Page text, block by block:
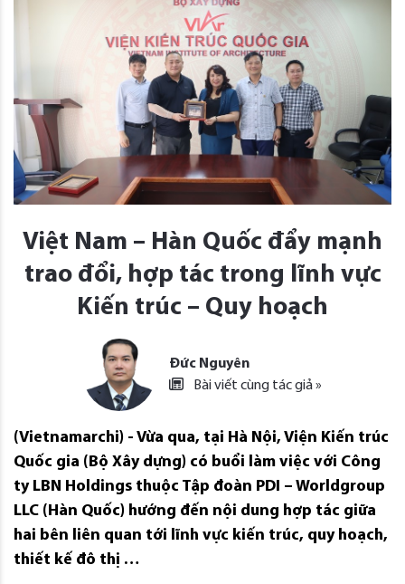
Việt Nam – Hàn Quốc đẩy mạnh
trao đổi, hợp tác trong lĩnh vực
Kiến trúc – Quy hoạch
Đức Nguyên
Bài viết cùng tác giả »
(Vietnamarchi) - Vừa qua, tại Hà Nội, Viện Kiến trúc
Quốc gia (Bộ Xây dựng) có buổi làm việc với Công
ty LBN Holdings thuộc Tập đoàn PDI – Worldgroup
LLC (Hàn Quốc) hướng đến nội dung hợp tác giữa
hai bên liên quan tới lĩnh vực kiến trúc, quy hoạch,
thiết kế đô thị …